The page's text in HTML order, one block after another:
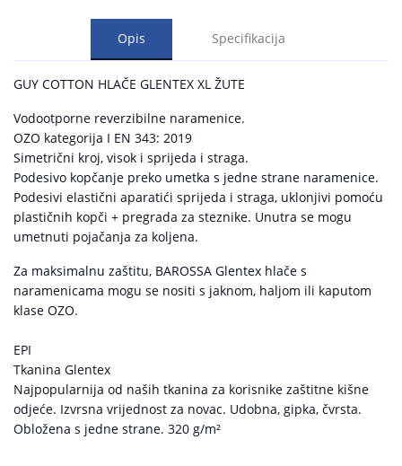
Opis Specifikacija
GUY COTTON HLAČE GLENTEX XL ŽUTE
Vodootporne reverzibilne naramenice.
OZO kategorija I EN 343: 2019
Simetrični kroj, visok i sprijeda i straga.
Podesivo kopčanje preko umetka s jedne strane naramenice.
Podesivi elastični aparatići sprijeda i straga, uklonjivi pomoću
plastičnih kopči + pregrada za steznike. Unutra se mogu
umetnuti pojačanja za koljena.
Za maksimalnu zaštitu, BAROSSA Glentex hlače s
naramenicama mogu se nositi s jaknom, haljom ili kaputom
klase OZO.
EPI
Tkanina Glentex
Najpopularnija od naših tkanina za korisnike zaštitne kišne
odjeće. Izvrsna vrijednost za novac. Udobna, gipka, čvrsta.
Obložena s jedne strane. 320 g/m²